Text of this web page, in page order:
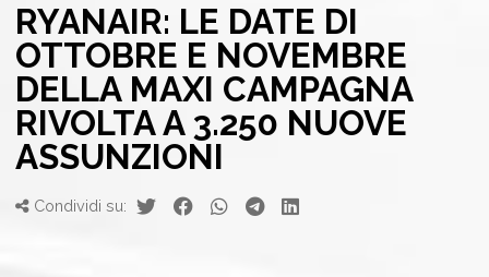
RYANAIR: LE DATE DI
OTTOBRE E NOVEMBRE
DELLA MAXI CAMPAGNA
RIVOLTA A 3.250 NUOVE
ASSUNZIONI
Condividi su: